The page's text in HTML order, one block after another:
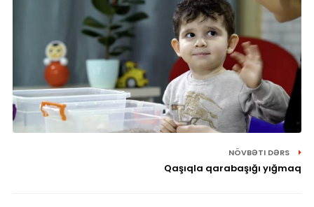
NÖVBƏTI DƏRS
Qaşıqla qarabaşığı yığmaq